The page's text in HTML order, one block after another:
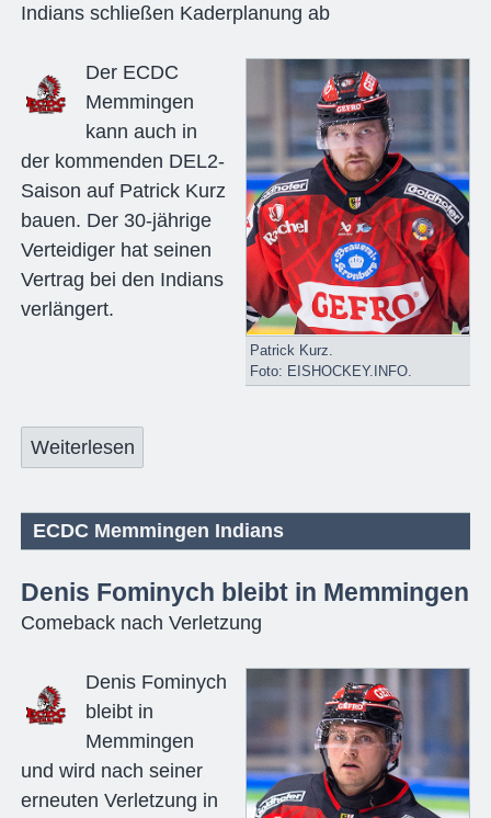
Indians schließen Kaderplanung ab
Patrick Kurz.
Foto: EISHOCKEY.INFO.
Der ECDC
Memmingen
kann auch in
der kommenden DEL2-
Saison auf Patrick Kurz
bauen. Der 30-jährige
Verteidiger hat seinen
Vertrag bei den Indians
verlängert.
Weiterlesen
ECDC Memmingen Indians
Denis Fominych bleibt in Memmingen
Comeback nach Verletzung
Denis Fominych
bleibt in
Memmingen
und wird nach seiner
erneuten Verletzung in